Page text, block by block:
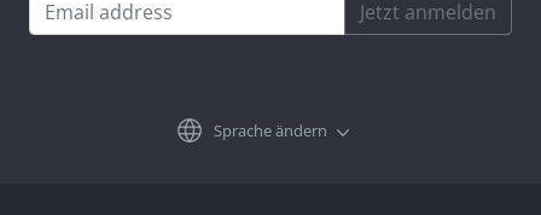
Jetzt anmelden
Sprache ändern